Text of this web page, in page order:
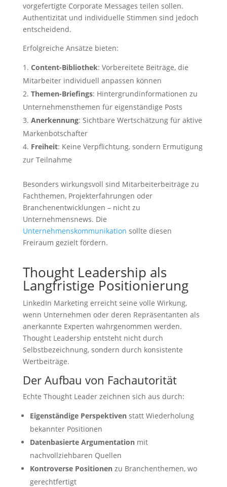
vorgefertigte Corporate Messages teilen sollen.
Authentizität und individuelle Stimmen sind jedoch
entscheidend.
Erfolgreiche Ansätze bieten:
Content-Bibliothek: Vorbereitete Beiträge, die
Mitarbeiter individuell anpassen können
Themen-Briefings: Hintergrundinformationen zu
Unternehmensthemen für eigenständige Posts
Anerkennung: Sichtbare Wertschätzung für aktive
Markenbotschafter
Freiheit: Keine Verpflichtung, sondern Ermutigung
zur Teilnahme
Besonders wirkungsvoll sind Mitarbeiterbeiträge zu
Fachthemen, Projekterfahrungen oder
Branchenentwicklungen – nicht zu
Unternehmensnews. Die
Unternehmenskommunikation sollte diesen
Freiraum gezielt fördern.
Thought Leadership als
Langfristige Positionierung
LinkedIn Marketing erreicht seine volle Wirkung,
wenn Unternehmen oder deren Repräsentanten als
anerkannte Experten wahrgenommen werden.
Thought Leadership entsteht nicht durch
Selbstbezeichnung, sondern durch konsistente
Wertbeiträge.
Der Aufbau von Fachautorität
Echte Thought Leader zeichnen sich aus durch:
Eigenständige Perspektivenstatt Wiederholung
bekannter Positionen
Datenbasierte Argumentationmit
nachvollziehbaren Quellen
Kontroverse Positionenzu Branchenthemen, wo
gerechtfertigt